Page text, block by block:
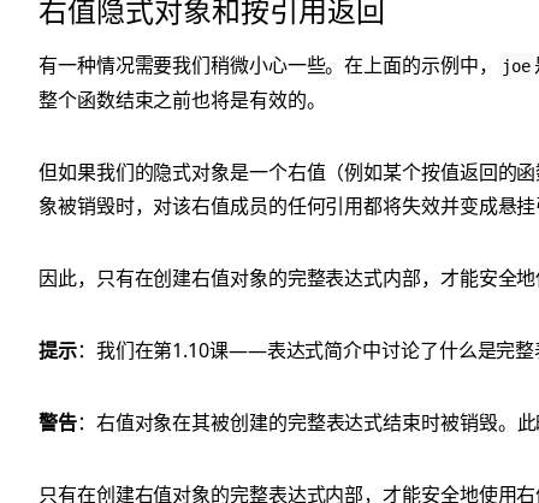
右值隐式对象和按引用返回
有一种情况需要我们稍微小心一些。在上面的示例中， joe
整个函数结束之前也将是有效的。
但如果我们的隐式对象是一个右值（例如某个按值返回的
象被销毁时，对该右值成员的任何引用都将失效并变成悬
因此，只有在创建右值对象的完整表达式内部，才能安全
提示：我们在第1.10课——表达式简介中讨论了什么是完整
警告：右值对象在其被创建的完整表达式结束时被销毁。
只有在创建右值对象的完整表达式内部，才能安全地使用